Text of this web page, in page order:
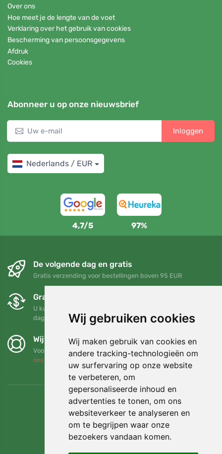
Wij gebruiken cookies
Wij maken gebruik van cookies en
andere tracking-technologieën om
uw surfervaring op onze website
te verbeteren, om
gepersonaliseerde inhoud en
advertenties te tonen, om ons
websiteverkeer te analyseren en
om te begrijpen waar onze
bezoekers vandaan komen.
Over ons
Hoe meet je de lengte van de voet
Verklaring over het gebruik van cookies
Bescherming van persoonsgegevens
Afdruk
Cookies
Abonneer u op onze nieuwsbrief
Inloggen
Nederlands / EUR
4,7/5 97%
De volgende dag en gratis
Gratis verzending voor bestellingen boven 95 EUR
Gratis ruilen en retourneren
U kunt uw bestelling op elk gewenst moment binnen 90
dagen retourneren of ruilen
Wij steunen Trees.org
Voor elke bestelling planten we een boom! Lees meer Over
ons